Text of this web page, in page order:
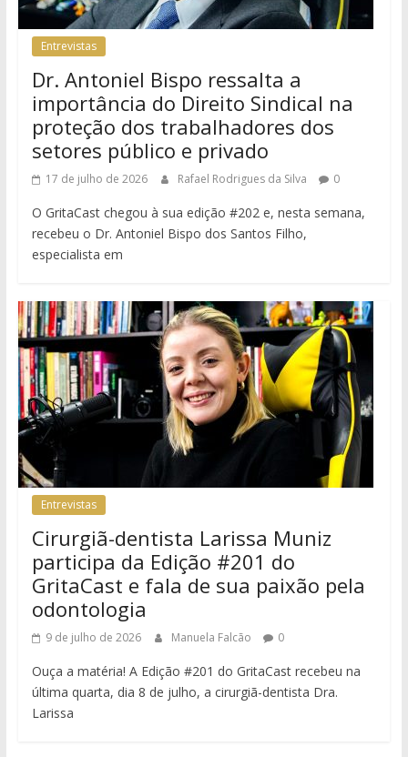
Entrevistas
Dr. Antoniel Bispo ressalta a
importância do Direito Sindical na
proteção dos trabalhadores dos
setores público e privado
17 de julho de 2026 Rafael Rodrigues da Silva 0
O GritaCast chegou à sua edição #202 e, nesta semana,
recebeu o Dr. Antoniel Bispo dos Santos Filho,
especialista em
Entrevistas
Cirurgiã-dentista Larissa Muniz
participa da Edição #201 do
GritaCast e fala de sua paixão pela
odontologia
9 de julho de 2026 Manuela Falcão 0
Ouça a matéria! A Edição #201 do GritaCast recebeu na
última quarta, dia 8 de julho, a cirurgiã-dentista Dra.
Larissa